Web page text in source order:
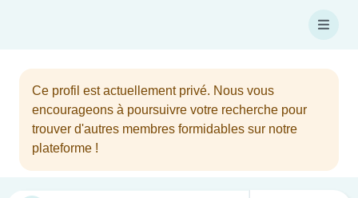
Ce profil est actuellement privé. Nous vous
encourageons à poursuivre votre recherche pour
trouver d'autres membres formidables sur notre
plateforme !